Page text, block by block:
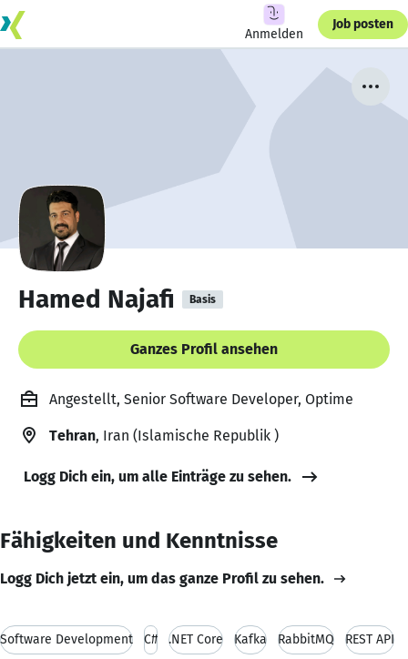
Anmelden
Job posten
Hamed Najafi Basis
Ganzes Profil ansehen
Angestellt, Senior Software Developer, Optime
Tehran, Iran (Islamische Republik )
Logg Dich ein, um alle Einträge zu sehen.
Fähigkeiten und Kenntnisse
Logg Dich jetzt ein, um das ganze Profil zu sehen.
Software Development C# .NET Core Kafka RabbitMQ REST API